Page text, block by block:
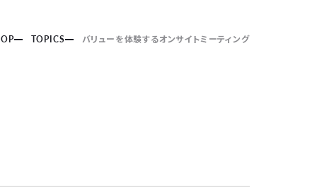
TOPICS バリューを体験するオンサイトミーティング